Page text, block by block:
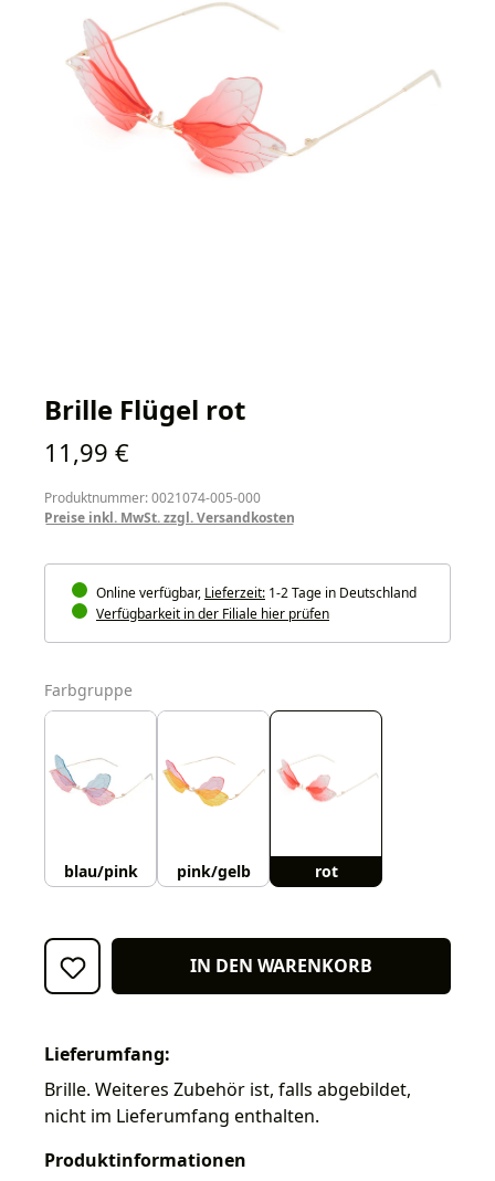
Brille Flügel rot
Regulärer Preis:
11,99 €
Produktnummer: 0021074-005-000
Preise inkl. MwSt. zzgl. Versandkosten
Online verfügbar, Lieferzeit: 1-2 Tage in Deutschland
Verfügbarkeit in der Filiale hier prüfen
Farbgruppe
blau/pink pink/gelb rot
IN DEN WARENKORB
Lieferumfang:
Brille. Weiteres Zubehör ist, falls abgebildet,
nicht im Lieferumfang enthalten.
Produktinformationen